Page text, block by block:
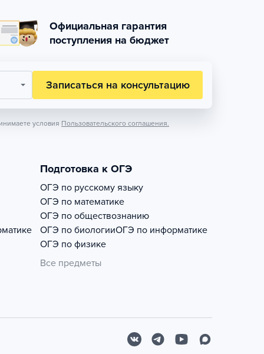
Официальная гарантия
поступления на бюджет
Записаться на консультацию
условия Пользовательского соглашения.
Подготовка к ОГЭ
ОГЭ по русскому языку
ОГЭ по математике
ОГЭ по обществознанию
ОГЭ по биологииОГЭ по информатике
ОГЭ по физике
Все предметы